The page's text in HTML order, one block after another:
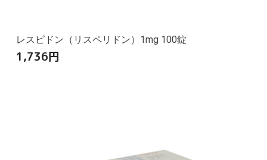
レスピドン（リスペリドン）1mg 100錠
1,736円